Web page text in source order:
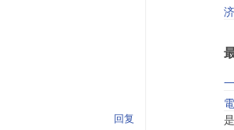
回复